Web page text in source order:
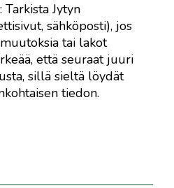
: Tarkista Jytyn
sähköposti), jos
tai lakot
että seuraat juuri
sillä sieltä löydät
tiedon.